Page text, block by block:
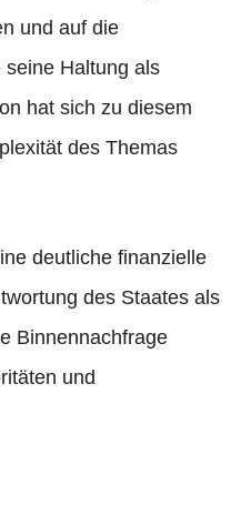
und auf die
Haltung als
hat sich zu diesem
des Themas
deutliche finanzielle
des Staates als
Binnennachfrage
und